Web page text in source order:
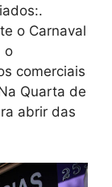
o Carnaval
o
comerciais
Quarta de
abrir das